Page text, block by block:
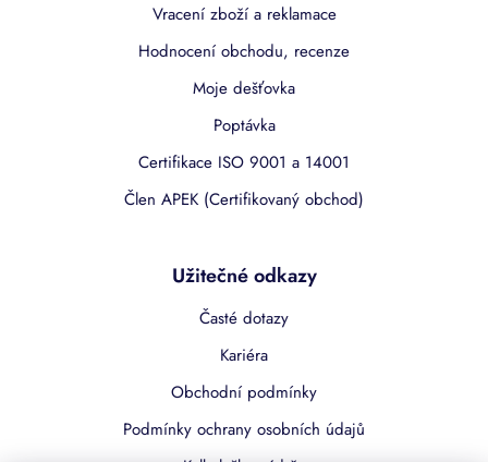
Vracení zboží a reklamace
Hodnocení obchodu, recenze
Moje dešťovka
Poptávka
Certifikace ISO 9001 a 14001
Člen APEK (Certifikovaný obchod)
Užitečné odkazy
Časté dotazy
Kariéra
Obchodní podmínky
Podmínky ochrany osobních údajů